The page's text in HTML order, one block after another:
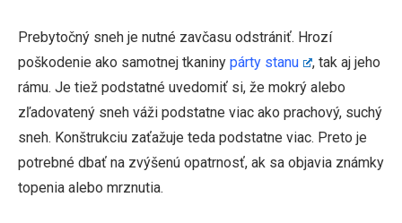
Prebytočný sneh je nutné zavčasu odstrániť. Hrozí
poškodenie ako samotnej tkaniny párty stanu
, tak aj jeho
rámu. Je tiež podstatné uvedomiť si, že mokrý alebo
zľadovatený sneh váži podstatne viac ako prachový, suchý
sneh. Konštrukciu zaťažuje teda podstatne viac. Preto je
potrebné dbať na zvýšenú opatrnosť, ak sa objavia známky
topenia alebo mrznutia.